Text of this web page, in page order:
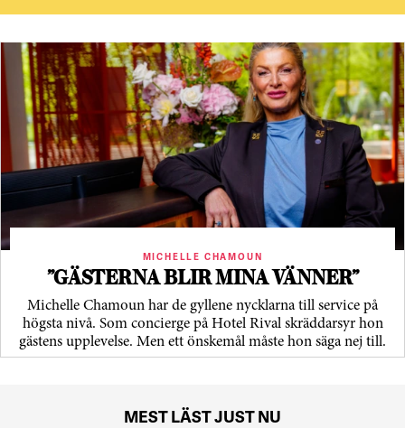
MICHELLE CHAMOUN
”GÄSTERNA BLIR MINA VÄNNER”
Michelle Chamoun har de gyllene nycklarna till service på
högsta nivå. Som concierge på Hotel Rival skräddarsyr hon
gästens upp­levelse. Men ett önskemål måste hon säga nej till.
MEST LÄST JUST NU